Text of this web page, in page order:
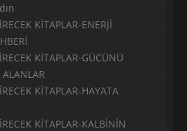
KİTAPLAR-ENERJİ
KİTAPLAR-GÜCÜNÜ
KİTAPLAR-HAYATA
KİTAPLAR-KALBİNİN